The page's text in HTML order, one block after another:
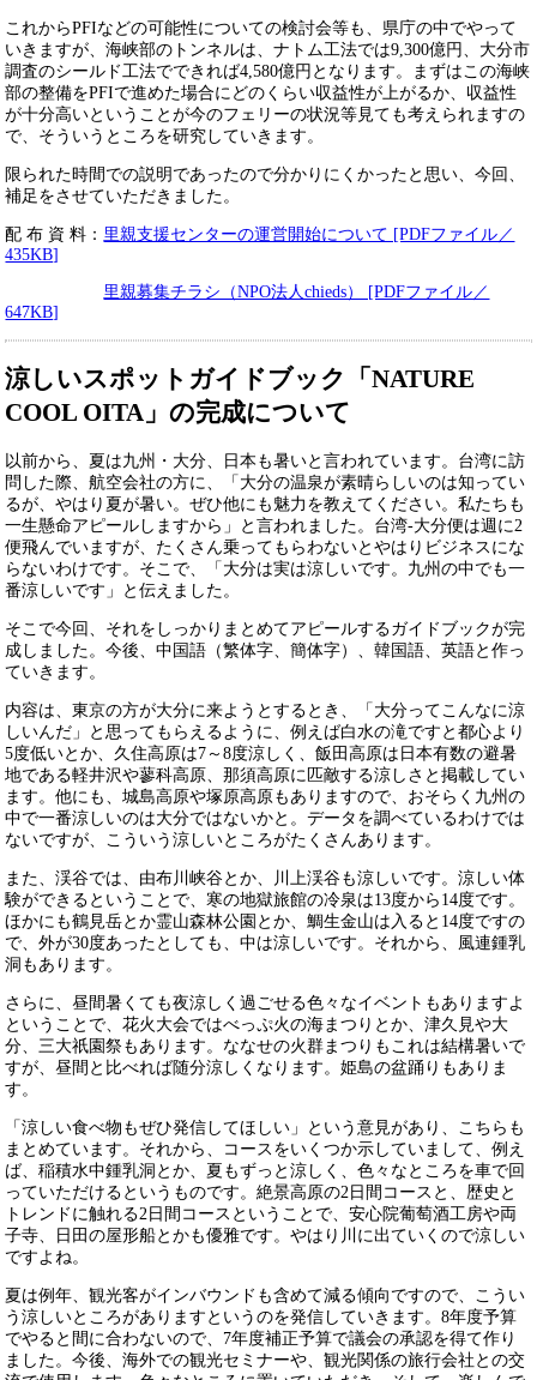
これからPFIなどの可能性についての検討会等も、県庁の中でやって
いきますが、海峡部のトンネルは、ナトム工法では9,300億円、大分市
調査のシールド工法でできれば4,580億円となります。まずはこの海峡
部の整備をPFIで進めた場合にどのくらい収益性が上がるか、収益性
が十分高いということが今のフェリーの状況等見ても考えられますの
で、そういうところを研究していきます。
限られた時間での説明であったので分かりにくかったと思い、今回、
補足をさせていただきました。
​配 布 資 料： 里親支援センターの運営開始について [PDFファイル／
435KB]
里親募集チラシ（NPO法人chieds） [PDFファイル／
647KB]
涼しいスポットガイドブック「NATURE
COOL OITA」の完成について
以前から、夏は九州・大分、日本も暑いと言われています。台湾に訪
問した際、航空会社の方に、「大分の温泉が素晴らしいのは知ってい
るが、やはり夏が暑い。ぜひ他にも魅力を教えてください。私たちも
一生懸命アピールしますから」と言われました。台湾-大分便は週に2
便飛んでいますが、たくさん乗ってもらわないとやはりビジネスにな
らないわけです。そこで、「大分は実は涼しいです。九州の中でも一
番涼しいです」と伝えました。
そこで今回、それをしっかりまとめてアピールするガイドブックが完
成しました。今後、中国語（繁体字、簡体字）、韓国語、英語と作っ
ていきます。
内容は、東京の方が大分に来ようとするとき、「大分ってこんなに涼
しいんだ」と思ってもらえるように、例えば白水の滝ですと都心より
5度低いとか、久住高原は7～8度涼しく、飯田高原は日本有数の避暑
地である軽井沢や蓼科高原、那須高原に匹敵する涼しさと掲載してい
ます。他にも、城島高原や塚原高原もありますので、おそらく九州の
中で一番涼しいのは大分ではないかと。データを調べているわけでは
ないですが、こういう涼しいところがたくさんあります。
また、渓谷では、由布川峡谷とか、川上渓谷も涼しいです。涼しい体
験ができるということで、寒の地獄旅館の冷泉は13度から14度です。
ほかにも鶴見岳とか霊山森林公園とか、鯛生金山は入ると14度ですの
で、外が30度あったとしても、中は涼しいです。それから、風連鍾乳
洞もあります。
さらに、昼間暑くても夜涼しく過ごせる色々なイベントもありますよ
ということで、花火大会ではべっぷ火の海まつりとか、津久見や大
分、三大祇園祭もあります。ななせの火群まつりもこれは結構暑いで
すが、昼間と比べれば随分涼しくなります。姫島の盆踊りもありま
す。
「涼しい食べ物もぜひ発信してほしい」という意見があり、こちらも
まとめています。それから、コースをいくつか示していまして、例え
ば、稲積水中鍾乳洞とか、夏もずっと涼しく、色々なところを車で回
っていただけるというものです。絶景高原の2日間コースと、歴史と
トレンドに触れる2日間コースということで、安心院葡萄酒工房や両
子寺、日田の屋形船とかも優雅です。やはり川に出ていくので涼しい
ですよね。
夏は例年、観光客がインバウンドも含めて減る傾向ですので、こうい
う涼しいところがありますというのを発信していきます。8年度予算
でやると間に合わないので、7年度補正予算で議会の承認を得て作り
ました。今後、海外での観光セミナーや、観光関係の旅行会社との交